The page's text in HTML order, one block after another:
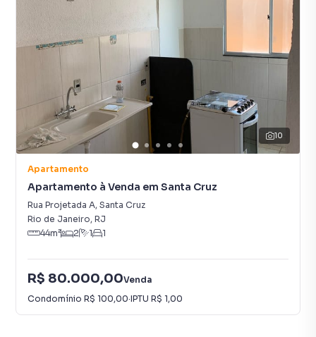
10
Apartamento
Apartamento à Venda em Santa Cruz
Rua Projetada A, Santa Cruz
Rio de Janeiro, RJ
44m² 2 1 1
R$ 80.000,00Venda
Condomínio R$ 100,00·IPTU R$ 1,00